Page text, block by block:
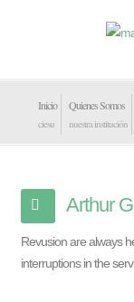
Inicio
ciesu
Quienes Somos
nuestra institución
Arthur
Revusion are always
interruptions in the